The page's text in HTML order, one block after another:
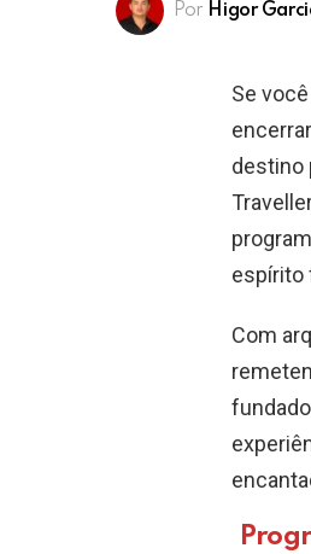
Por Higor
Se
destino
espírito
Com